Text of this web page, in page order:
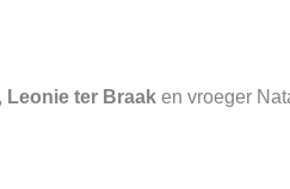
, Leonie ter Braaken vroeger